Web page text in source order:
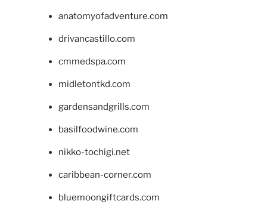
anatomyofadventure.com
drivancastillo.com
cmmedspa.com
midletontkd.com
gardensandgrills.com
basilfoodwine.com
nikko-tochigi.net
caribbean-corner.com
bluemoongiftcards.com